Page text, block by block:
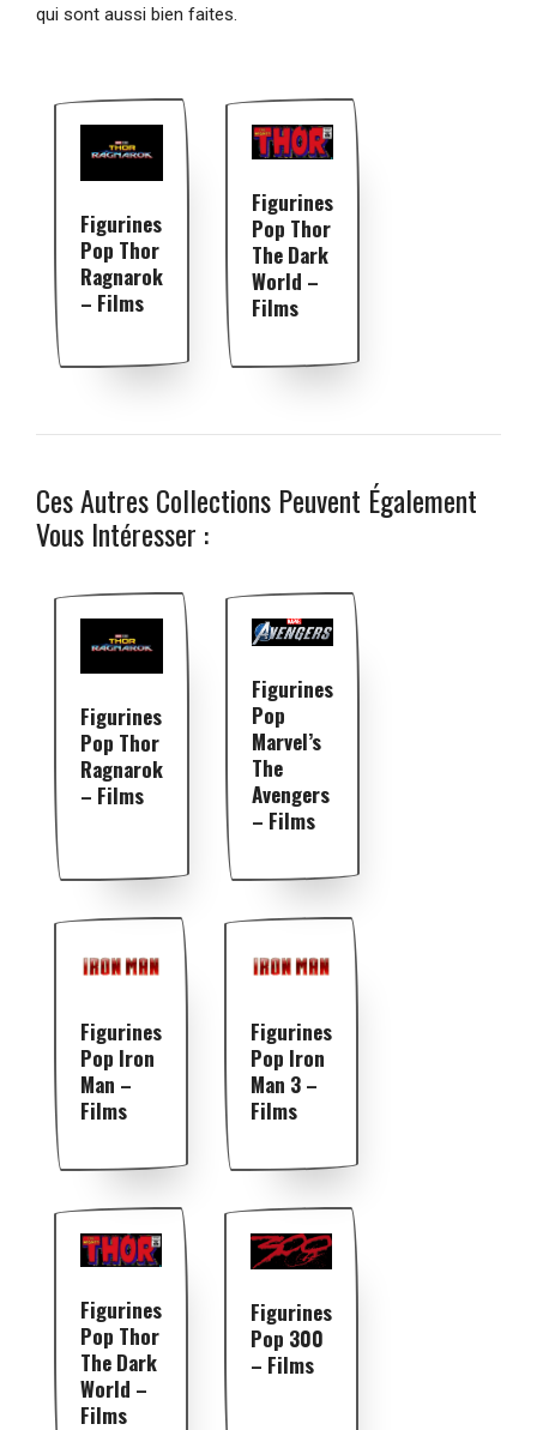
qui sont aussi bien faites.
Figurines
Pop Thor
Ragnarok
– Films
Figurines
Pop Thor
The Dark
World –
Films
Ces Autres Collections Peuvent Également
Vous Intéresser :
Figurines
Pop Thor
Ragnarok
– Films
Figurines
Pop
Marvel’s
The
Avengers
– Films
Figurines
Pop Iron
Man –
Films
Figurines
Pop Iron
Man 3 –
Films
Figurines
Pop Thor
The Dark
World –
Films
Figurines
Pop 300
– Films